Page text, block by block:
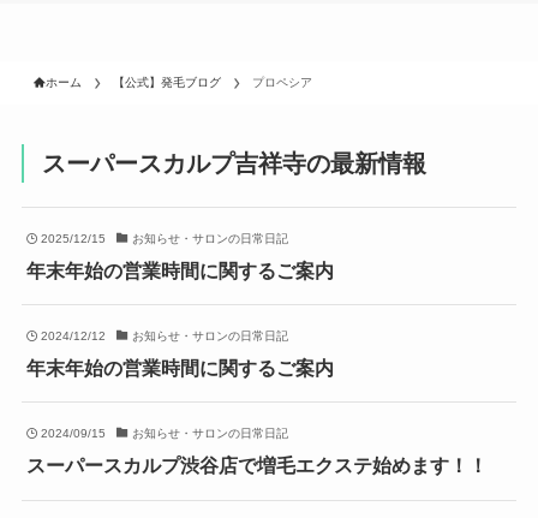
ホーム 【公式】発毛ブログ プロペシア
スーパースカルプ吉祥寺の最新情報
2025/12/15 お知らせ・サロンの日常日記
年末年始の営業時間に関するご案内
2024/12/12 お知らせ・サロンの日常日記
年末年始の営業時間に関するご案内
2024/09/15 お知らせ・サロンの日常日記
スーパースカルプ渋谷店で増毛エクステ始めます！！